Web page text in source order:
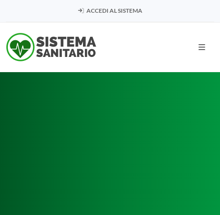
ACCEDI AL SISTEMA